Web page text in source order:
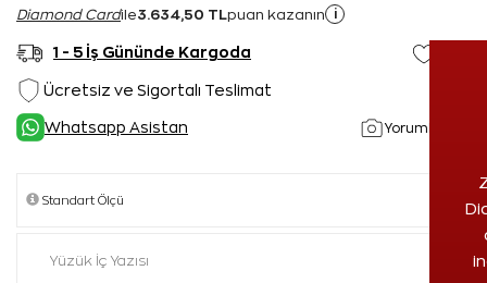
Diamond Cardile3.634,50 TL puan kazanın i
1 - 5 İş Gününde Kargoda
Ücretsiz ve Sigortalı Teslimat
Whatsapp Asistan Yorumlar(1)